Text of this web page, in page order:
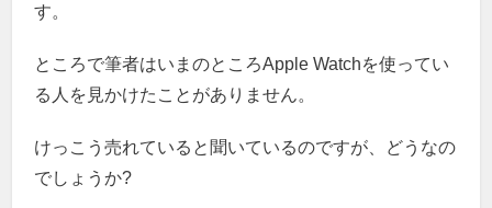
す。
ところで筆者はいまのところApple Watchを使ってい
る人を見かけたことがありません。
けっこう売れていると聞いているのですが、どうなの
でしょうか?